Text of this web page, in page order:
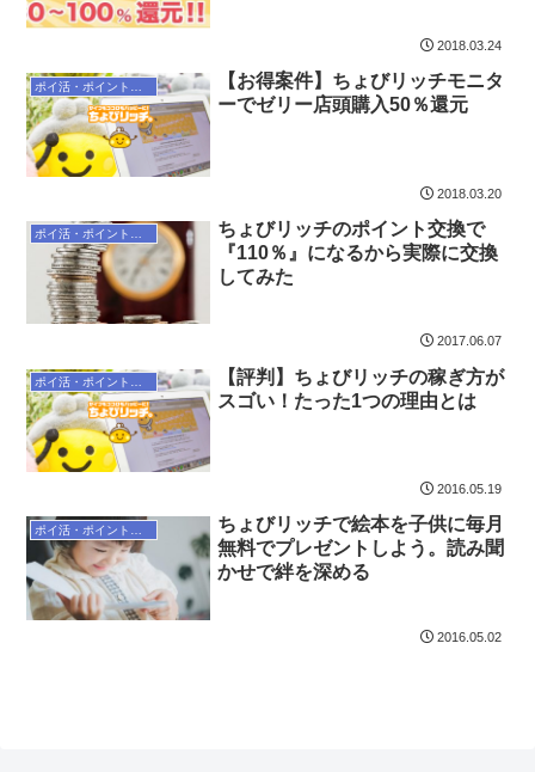
2018.03.24
【お得案件】ちょびリッチモニタ
ーでゼリー店頭購入50％還元
2018.03.20
ポイ活・ポイントサイト
ちょびリッチのポイント交換で
『110％』になるから実際に交換
してみた
2017.06.07
【評判】ちょびリッチの稼ぎ方が
スゴい！たった1つの理由とは
2016.05.19
ちょびリッチで絵本を子供に毎月
無料でプレゼントしよう。読み聞
かせで絆を深める
2016.05.02